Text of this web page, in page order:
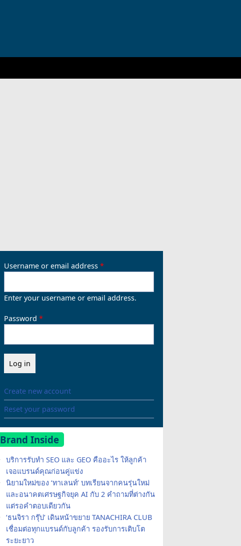
Username or email address
Enter your username or email address.
Password
Create new account
Reset your password
Brand Inside
บริการรับทำ SEO และ GEO คืออะไร ให้ลูกค้า
เจอแบรนด์คุณก่อนคู่แข่ง
นิยามใหม่ของ ‘ทาเลนท์’ บทเรียนจากคนรุ่นใหม่
และอนาคตเศรษฐกิจยุค AI กับ 2 คำถามที่ต่างกัน
แต่รอคำตอบเดียวกัน
‘ธนจิรา กรุ๊ป’ เดินหน้าขยาย TANACHIRA CLUB
เชื่อมต่อทุกแบรนด์กับลูกค้า รองรับการเติบโต
ระยะยาว